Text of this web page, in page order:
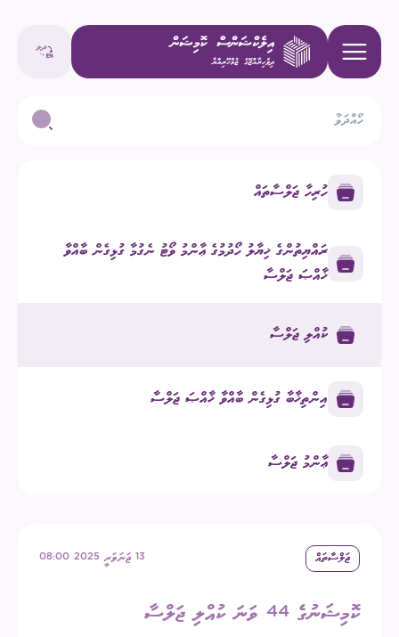
ހުރިހާ ޖަލްސާތައް
ރައްޔިތުންގެ ޚިޔާލު ހޯދުމުގެ ޢާންމު ވޯޓު ނެގުމާ ގުޅިގެން ބާއްވާ
ޚާއްޞަ ޖަލްސާ
ކުއްލި ޖަލްސާ
އިންތިޚާބާ ގުޅިގެން ބާއްވާ ޚާއްޞަ ޖަލްސާ
ޢާންމު ޖަލްސާ
ޖަލްސާތައް 13 ޖަނަވަރީ 2025 08:00
ކޮމިޝަނުގެ 44 ވަނަ ކުއްލި ޖަލްސާ